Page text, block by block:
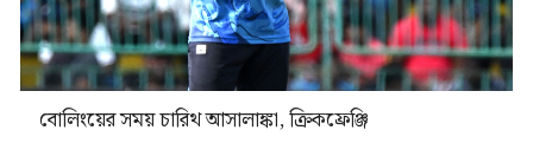
বোলিংয়ের সময় চারিথ আসালাঙ্কা, ক্রিকফ্রেঞ্জি